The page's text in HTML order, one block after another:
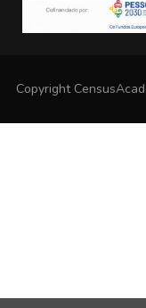
Copyright